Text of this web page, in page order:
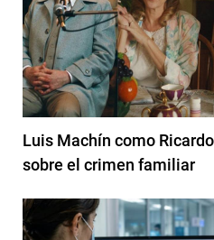
Luis Machín como
sobre el crimen familiar